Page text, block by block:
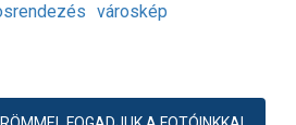
városkép